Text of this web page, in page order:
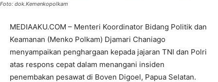
Foto: dok.Kemenkopolkam
‎‎‎MEDIAAKU.COM – Menteri Koordinator Bidang Politik dan
Keamanan (Menko Polkam) Djamari Chaniago
menyampaikan penghargaan kepada jajaran TNI dan Polri
atas respons cepat dalam menangani insiden
penembakan pesawat di Boven Digoel, Papua Selatan.